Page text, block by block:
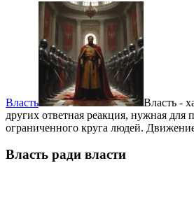
Власть
Власть -
других ответная реакция, нужная для
ограниченного круга людей.
Власть ради власти